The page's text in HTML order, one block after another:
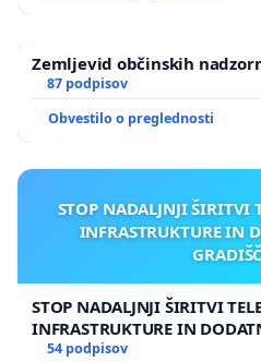
Zemljevid občinskih
87 podpisov
Obvestilo o preglednosti
STOP NADALJNJI ŠIRITVI
INFRASTRUKTURE IN
STOP NADALJNJI ŠIRITVI
INFRASTRUKTURE IN
GRADIŠČAKU
54 podpisov